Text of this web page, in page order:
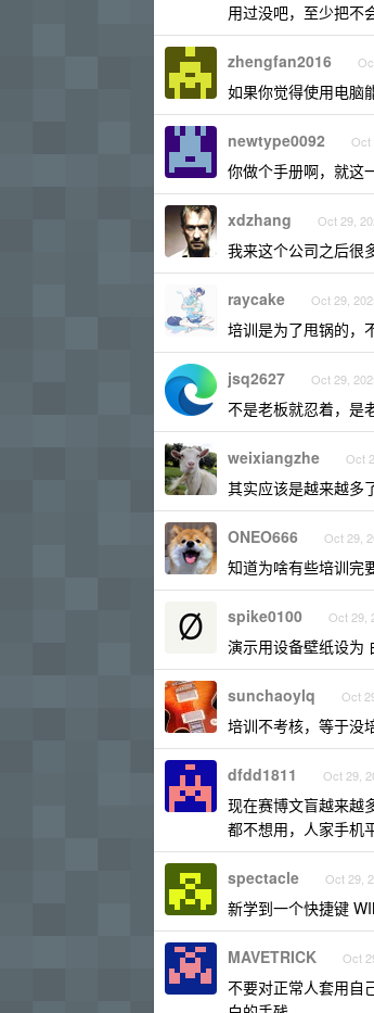
用过没吧，至少把不
zhengfan2016
如果你觉得使用电脑
newtype0092 Oct
你做个手册啊，就这
xdzhang Oct 29,
我来这个公司之后很
raycake Oct 29,
培训是为了甩锅的，
jsq2627 Oct 29,
不是老板就忍着，是
weixiangzhe Oct
其实应该是越来越多
ONEO666 Oct 29,
知道为啥有些培训完
spike0100 Oct 29,
演示用设备壁纸设为
sunchaoylq Oct
培训不考核，等于没
dfdd1811 Oct 29,
现在赛博文盲越来越
都不想用，人家手机
spectacle Oct 29,
新学到一个快捷键
MAVETRICK Oct
不要对正常人套用自